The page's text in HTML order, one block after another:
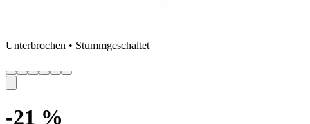
Unterbrochen • Stummgeschaltet
-21 %